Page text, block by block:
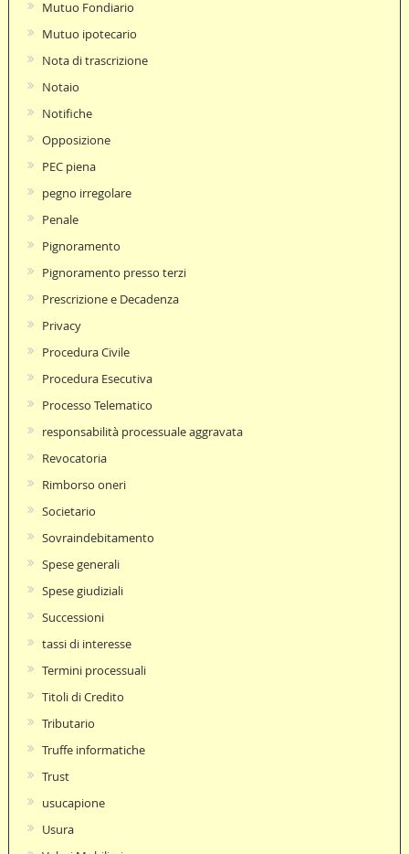
Mutuo Fondiario
Mutuo ipotecario
Nota di trascrizione
Notaio
Notifiche
Opposizione
PEC piena
pegno irregolare
Penale
Pignoramento
Pignoramento presso terzi
Prescrizione e Decadenza
Privacy
Procedura Civile
Procedura Esecutiva
Processo Telematico
responsabilità processuale aggravata
Revocatoria
Rimborso oneri
Societario
Sovraindebitamento
Spese generali
Spese giudiziali
Successioni
tassi di interesse
Termini processuali
Titoli di Credito
Tributario
Truffe informatiche
Trust
usucapione
Usura